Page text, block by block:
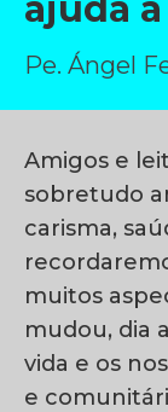
ajuda
Pe. Ángel
Amigos e
sobretudo
carisma,
muitos
mudou, dia
vida e os
e